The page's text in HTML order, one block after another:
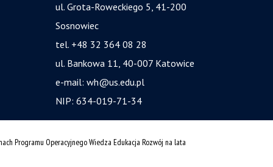
ul. Grota-Roweckiego 5, 41-200
Sosnowiec
tel. +48 32 364 08 28
ul. Bankowa 11, 40-007 Katowice
e-mail: wh@us.edu.pl
NIP: 634-019-71-34
Programu Operacyjnego Wiedza Edukacja Rozwój na lata